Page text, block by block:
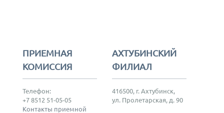
ПРИЕМНАЯ
КОМИССИЯ
Телефон:
+7 8512 51-05-05
Контакты приемной
АХТУБИНСКИЙ
ФИЛИАЛ
416500, г. Ахтубинск,
ул. Пролетарская, д. 90